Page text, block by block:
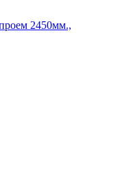
2450мм.,